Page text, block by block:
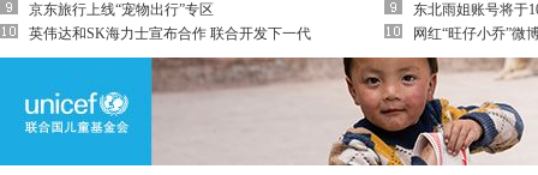
京东旅行上线“宠物出行”专区
英伟达和SK海力士宣布合作 联合开发下一代
东北雨姐账号将于
网红“旺仔小乔”微